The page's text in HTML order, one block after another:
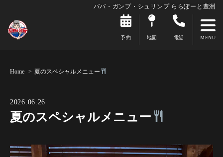
ババ・ガンプ・シュリンプ ららぽーと豊洲
予約 地図 電話
Home 夏のスペシャルメニュー
2026.06.26
夏のスペシャルメニュー